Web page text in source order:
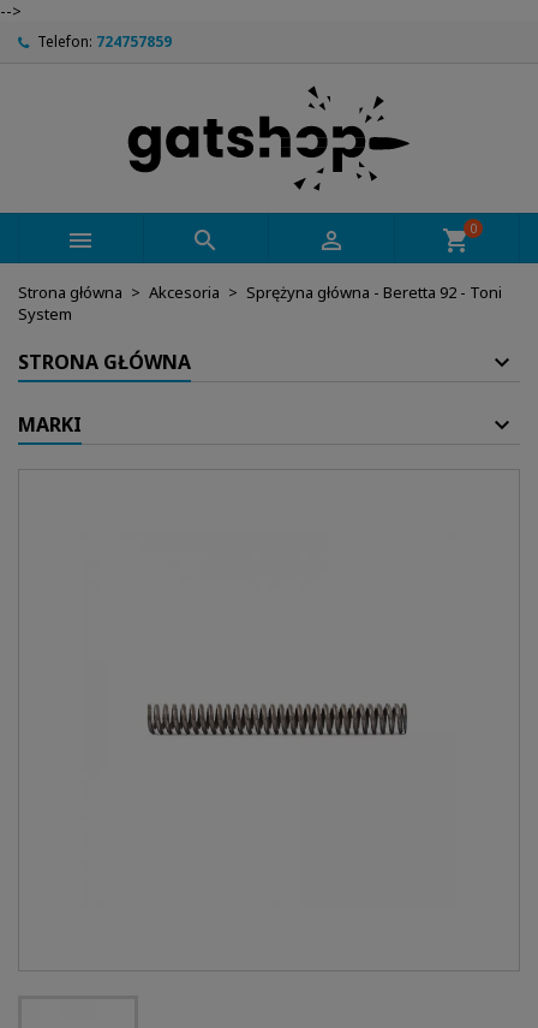
-->
Telefon: 724757859
   shopping_cart0
Strona główna Akcesoria
Sprężyna główna - Beretta 92 - Toni
System
STRONA GŁÓWNA
MARKI